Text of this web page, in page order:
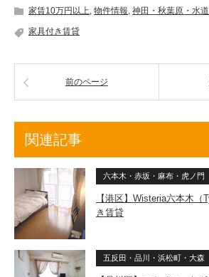
家賃10万円以上, 物件情報, 神田・秋葉原・水
家具付き賃貸
前のページ
関連記事
六本木・赤坂・麻布・虎ノ門
【港区】Wisteria六本木
き賃貸
五反田・品川・浜松町・大森